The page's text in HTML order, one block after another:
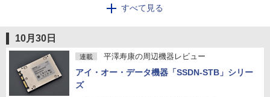
2014年 2013
年 年 2004年 2003年 2002
2001 年 2000年
すべて見る
10月30日
連載 平澤寿康の周辺機器レビュー
アイ・オー・データ機器「SSDN-STB」シリー
ズ